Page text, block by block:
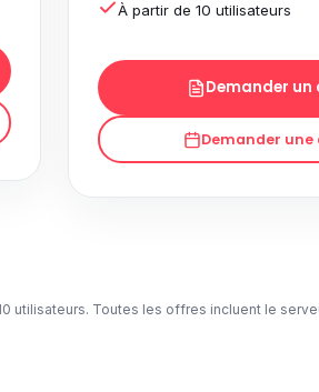
À partir de 10 utilisateurs
Demander un
Demander une
utilisateurs. Toutes les offres incluent le